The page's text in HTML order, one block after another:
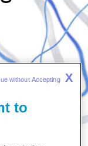
to
without Accepting X